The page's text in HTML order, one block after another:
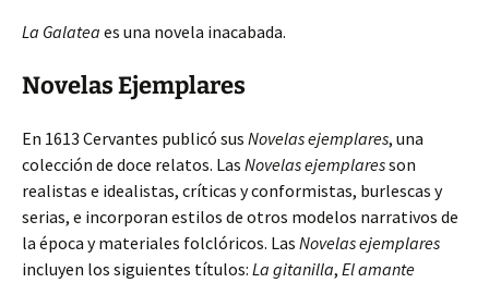
La Galatea es una novela inacabada.
Novelas Ejemplares
En 1613 Cervantes publicó sus Novelas ejemplares, una
colección de doce relatos. Las Novelas ejemplaresson
realistas e idealistas, críticas y conformistas, burlescas y
serias, e incorporan estilos de otros modelos narrativos de
la época y materiales folclóricos. Las Novelas ejemplares
incluyen los siguientes títulos: La gitanilla, El amante